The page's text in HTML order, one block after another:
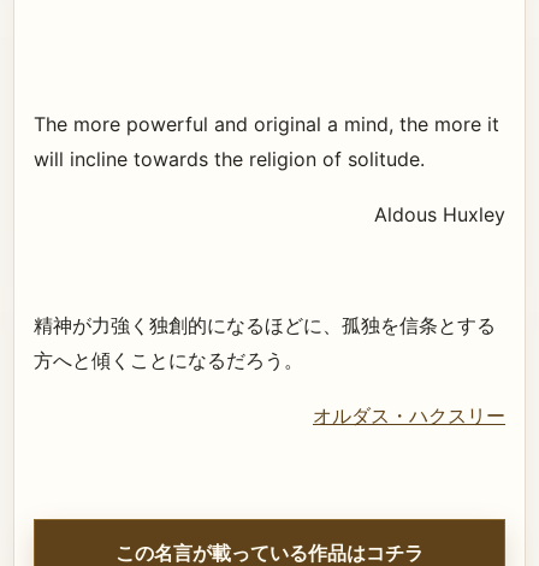
The more powerful and original a mind, the more it
will incline towards the religion of solitude.
Aldous Huxley
精神が力強く独創的になるほどに、孤独を信条とする
方へと傾くことになるだろう。
オルダス・ハクスリー
この名言が載っている作品はコチラ